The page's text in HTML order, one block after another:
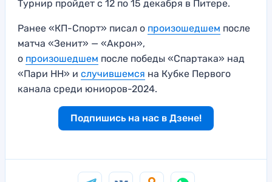
Турнир пройдет с 12 по 15 декабря в Питере.
Ранее «КП-Спорт» писал о произошедшем после
матча «Зенит» — «Акрон»,
о произошедшем после победы «Спартака» над
«Пари НН» и случившемся на Кубке Первого
канала среди юниоров-2024.
Подпишись на нас в Дзене!